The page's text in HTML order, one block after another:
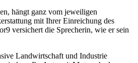
hängt ganz vom jeweiligen
mit Ihrer Einreichung des
versichert die Sprecherin, wie er sein
Landwirtschaft und Industrie